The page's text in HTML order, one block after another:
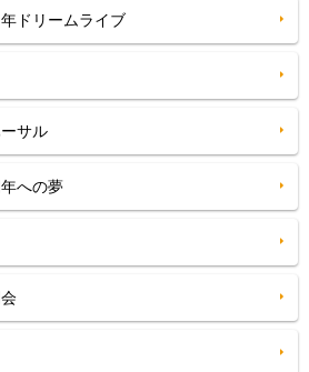
ドリームライブ
サル
への夢